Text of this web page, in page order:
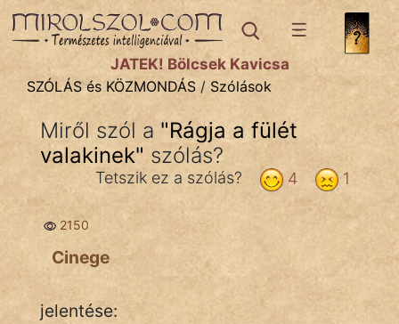
SZÓLÁS ÉS KÖZMONDÁStémák:
Bibliai
Közmondások
Szállóigék
Szóláscsoportok
Szólások
JÁTÉK! Bölcsek Kavicsa
SZÓLÁS és KÖZMONDÁS / Szólások
Miről szól a "Rágja a fülét
valakinek" szólás?
1
4
Tetszik ez a szólás?
2150
Cinege
jelentése: